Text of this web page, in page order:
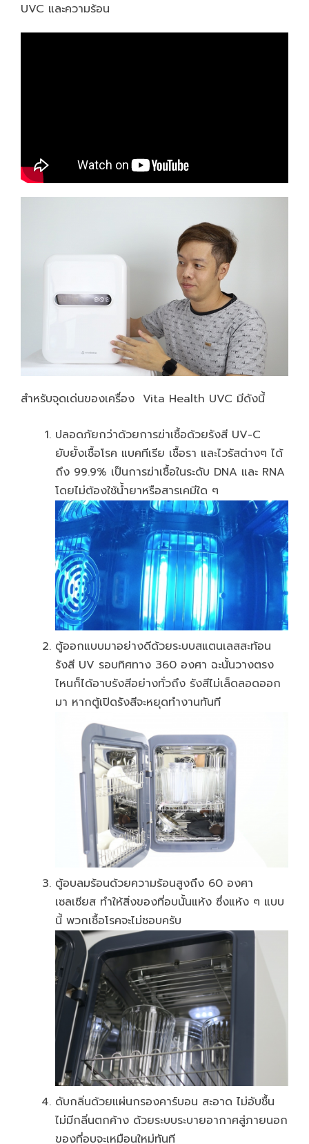
UVC และความร้อน
สำหรับจุดเด่นของเครื่อง Vita Health UVC มีดังนี้
ปลอดภัยกว่าด้วยการฆ่าเชื้อด้วยรังสี UV-C
ยับยั้งเชื้อโรค แบคทีเรีย เชื้อรา และไวรัสต่างๆ ได้
ถึง 99.9% เป็นการฆ่าเชื้อในระดับ DNA และ RNA
โดยไม่ต้องใช้น้ำยาหรือสารเคมีใด ๆ
ตู้ออกแบบมาอย่างดีด้วยระบบสแตนเลสสะท้อน
รังสี UV รอบทิศทาง 360 องศา ฉะนั้นวางตรง
ไหนก็ได้อาบรังสีอย่างทั่วถึง รังสีไม่เล็ดลอดออก
มา หากตู้เปิดรังสีจะหยุดทำงานทันที
ตู้อบลมร้อนด้วยความร้อนสูงถึง 60 องศา
เซลเซียส ทำให้สิ่งของที่อบนั้นแห้ง ซึ่งแห้ง ๆ แบบ
นี้ พวกเชื้อโรคจะไม่ชอบครับ
ดับกลิ่นด้วยแผ่นกรองคาร์บอน สะอาด ไม่อับชื้น
ไม่มีกลิ่นตกค้าง ด้วยระบบระบายอากาศสู่ภายนอก
ของที่อบจะเหมือนใหม่ทันที